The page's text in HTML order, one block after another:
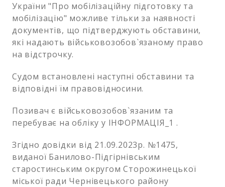
України "Про мобілізаційну підготовку та
мобілізацію" можливе тільки за наявності
документів, що підтверджують обставини,
які надають військовозобов`язаному право
на відстрочку.
Судом встановлені наступні обставини та
відповідні їм правовідносини.
Позивач є військовозобов`язаним та
перебуває на обліку у ІНФОРМАЦІЯ_1 .
Згідно довідки від 21.09.2023р. №1475,
виданої Банилово-Підгірнівським
старостинським округом Сторожинецької
міської ради Чернівецького району